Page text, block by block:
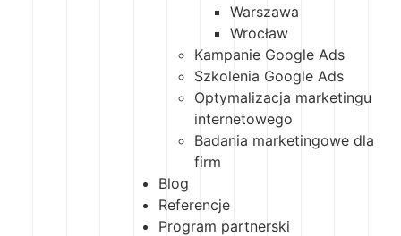
Warszawa
Wrocław
Kampanie Google Ads
Szkolenia Google Ads
Optymalizacja marketingu
internetowego
Badania marketingowe dla
firm
Blog
Referencje
Program partnerski